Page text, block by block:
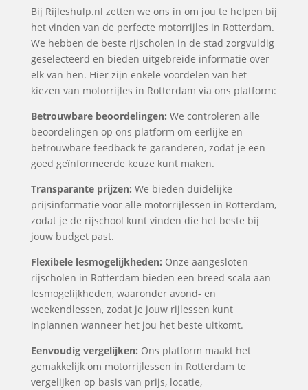
Bij Rijleshulp.nl zetten we ons in om jou te helpen bij
het vinden van de perfecte motorrijles in Rotterdam.
We hebben de beste rijscholen in de stad zorgvuldig
geselecteerd en bieden uitgebreide informatie over
elk van hen. Hier zijn enkele voordelen van het
kiezen van motorrijles in Rotterdam via ons platform:
Betrouwbare beoordelingen: We controleren alle
beoordelingen op ons platform om eerlijke en
betrouwbare feedback te garanderen, zodat je een
goed geïnformeerde keuze kunt maken.
Transparante prijzen: We bieden duidelijke
prijsinformatie voor alle motorrijlessen in Rotterdam,
zodat je de rijschool kunt vinden die het beste bij
jouw budget past.
Flexibele lesmogelijkheden: Onze aangesloten
rijscholen in Rotterdam bieden een breed scala aan
lesmogelijkheden, waaronder avond- en
weekendlessen, zodat je jouw rijlessen kunt
inplannen wanneer het jou het beste uitkomt.
Eenvoudig vergelijken: Ons platform maakt het
gemakkelijk om motorrijlessen in Rotterdam te
vergelijken op basis van prijs, locatie,